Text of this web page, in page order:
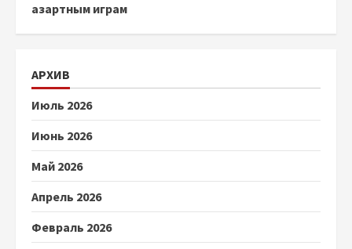
азартным играм
АРХИВ
Июль 2026
Июнь 2026
Май 2026
Апрель 2026
Февраль 2026